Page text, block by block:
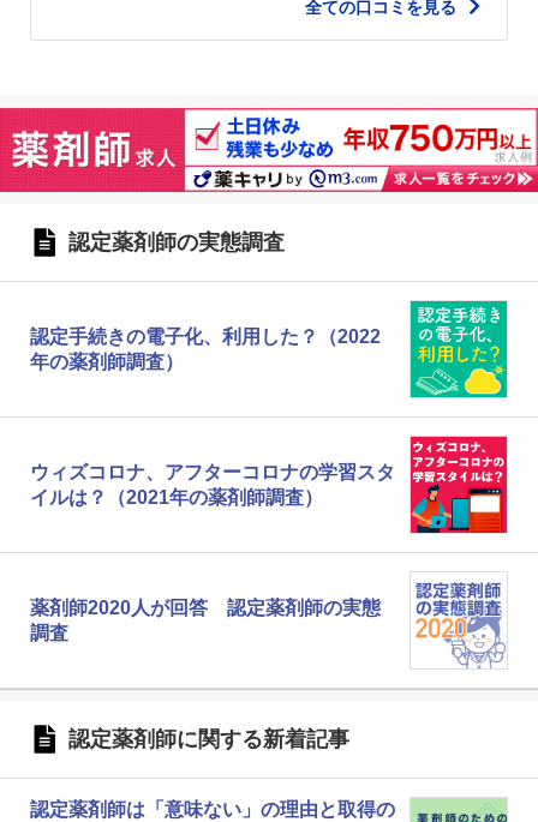
全ての口コミを見る
認定薬剤師の実態調査
認定手続きの電子化、利用した？（2022
年の薬剤師調査）
ウィズコロナ、アフターコロナの学習スタ
イルは？（2021年の薬剤師調査）
薬剤師2020人が回答 認定薬剤師の実態
調査
認定薬剤師に関する新着記事
認定薬剤師は「意味ない」の理由と取得の